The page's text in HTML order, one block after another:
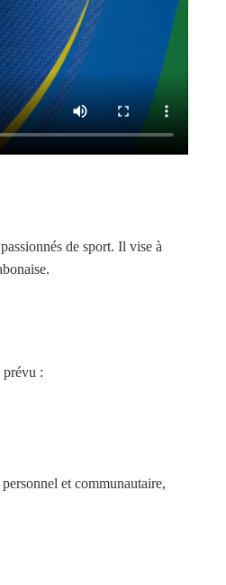
de sport. Il vise à
prévu :
et communautaire,